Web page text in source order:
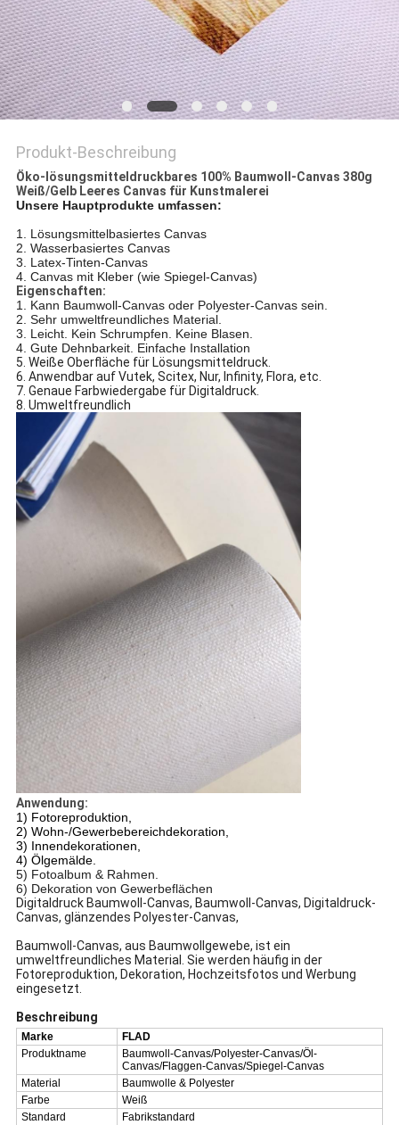
Produkt-Beschreibung
Öko-lösungsmitteldruckbares 100% Baumwoll-Canvas 380g
Weiß/Gelb Leeres Canvas für Kunstmalerei
Unsere Hauptprodukte umfassen:
1. Lösungsmittelbasiertes Canvas
2. Wasserbasiertes Canvas
3. Latex-Tinten-Canvas
4. Canvas mit Kleber (wie Spiegel-Canvas)
Eigenschaften:
1. Kann Baumwoll-Canvas oder Polyester-Canvas sein.
2. Sehr umweltfreundliches Material.
3. Leicht. Kein Schrumpfen. Keine Blasen.
4. Gute Dehnbarkeit. Einfache Installation
5. Weiße Oberfläche für Lösungsmitteldruck.
6. Anwendbar auf Vutek, Scitex, Nur, Infinity, Flora, etc.
7. Genaue Farbwiedergabe für Digitaldruck.
8. Umweltfreundlich
Anwendung:
1) Fotoreproduktion,
2) Wohn-/Gewerbebereichdekoration,
3) Innendekorationen,
4) Ölgemälde.
5) Fotoalbum & Rahmen.
6) Dekoration von Gewerbeflächen
Digitaldruck Baumwoll-Canvas, Baumwoll-Canvas, Digitaldruck-
Canvas, glänzendes Polyester-Canvas,
Baumwoll-Canvas, aus Baumwollgewebe, ist ein
umweltfreundliches Material. Sie werden häufig in der
Fotoreproduktion, Dekoration, Hochzeitsfotos und Werbung
eingesetzt.
Beschreibung
Marke
FLAD
Produktname
Baumwoll-Canvas/Polyester-Canvas/Öl-
Canvas/Flaggen-Canvas/Spiegel-Canvas
Material
Baumwolle & Polyester
Farbe
Weiß
Standard
Fabrikstandard